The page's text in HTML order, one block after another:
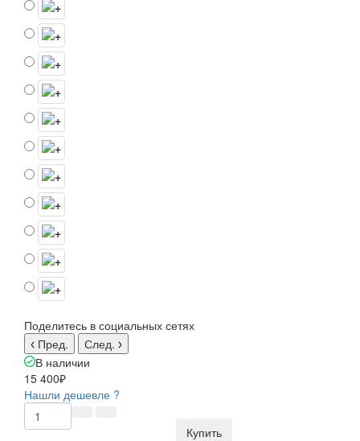
Поделитесь в социальных сетях
Пред.
След.
В наличии
15 400₽
Нашли дешевле ?
Купить